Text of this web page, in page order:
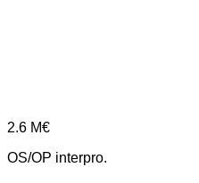
2.6 M€
OS/OP interpro.